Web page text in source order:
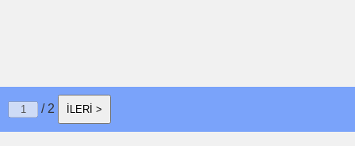
/ 2 İLERİ >